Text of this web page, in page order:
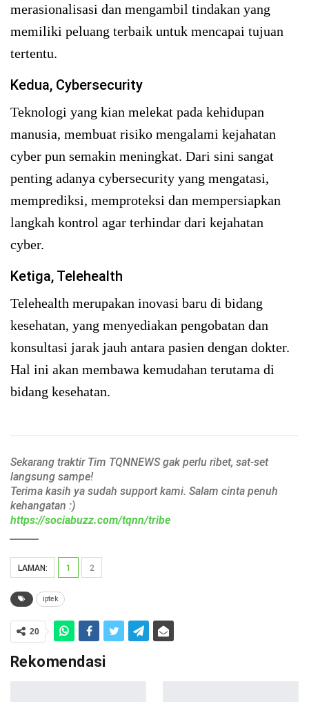
merasionalisasi dan mengambil tindakan yang
memiliki peluang terbaik untuk mencapai tujuan
tertentu.
Kedua, Cybersecurity
Teknologi yang kian melekat pada kehidupan
manusia, membuat risiko mengalami kejahatan
cyber pun semakin meningkat. Dari sini sangat
penting adanya cybersecurity yang mengatasi,
memprediksi, memproteksi dan mempersiapkan
langkah kontrol agar terhindar dari kejahatan
cyber.
Ketiga, Telehealth
Telehealth merupakan inovasi baru di bidang
kesehatan, yang menyediakan pengobatan dan
konsultasi jarak jauh antara pasien dengan dokter.
Hal ini akan membawa kemudahan terutama di
bidang kesehatan.
Sekarang traktir Tim TQNNEWS gak perlu ribet, sat-set
langsung sampe!
Terima kasih ya sudah support kami. Salam cinta penuh
kehangatan :)
https://sociabuzz.com/tqnn/tribe
LAMAN: 1 2
iptek
20
Rekomendasi